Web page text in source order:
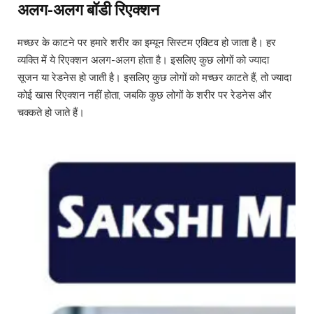
अलग-अलग बॉडी रिएक्शन
मच्छर के काटने पर हमारे शरीर का इम्यून सिस्टम एक्टिव हो जाता है। हर
व्यक्ति में ये रिएक्शन अलग-अलग होता है। इसलिए कुछ लोगों को ज्यादा
सूजन या रेडनेस हो जाती है। इसलिए कुछ लोगों को मच्छर काटते हैं, तो ज्यादा
कोई खास रिएक्शन नहीं होता, जबकि कुछ लोगों के शरीर पर रेडनेस और
चक्कते हो जाते हैं।